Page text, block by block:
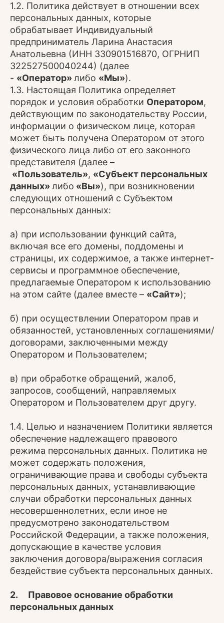
1.2. Политика действует в отношении всех
персональных данных, которые
обрабатывает Индивидуальный
предприниматель Ларина Анастасия
Анатольевна (ИНН 330901516870, ОГРНИП
322527500040244) (далее
- «Оператор» либо «Мы»).
1.3. Настоящая Политика определяет
порядок и условия обработки Оператором,
действующим по законодательству России,
информации о физическом лице, которая
может быть получена Оператором от этого
физического лица либо от его законного
представителя (далее –
«Пользователь», «Субъект персональных
данных» либо «Вы»), при возникновении
следующих отношений с Субъектом
персональных данных:
а) при использовании функций сайта,
включая все его домены, поддомены и
страницы, их содержимое, а также интернет-
сервисы и программное обеспечение,
предлагаемые Оператором к использованию
на этом сайте (далее вместе – «Сайт»);
б) при осуществлении Оператором прав и
обязанностей, установленных соглашениями/
договорами, заключенными между
Оператором и Пользователем;
в) при обработке обращений, жалоб,
запросов, сообщений, направляемых
Оператором и Пользователем друг другу.
1.4. Целью и назначением Политики является
обеспечение надлежащего правового
режима персональных данных. Политика не
может содержать положения,
ограничивающие права и свободы субъекта
персональных данных, устанавливающие
случаи обработки персональных данных
несовершеннолетних, если иное не
предусмотрено законодательством
Российской Федерации, а также положения,
допускающие в качестве условия
заключения договора/выражения согласия
бездействие субъекта персональных данных.
2. Правовое основание обработки
персональных данных